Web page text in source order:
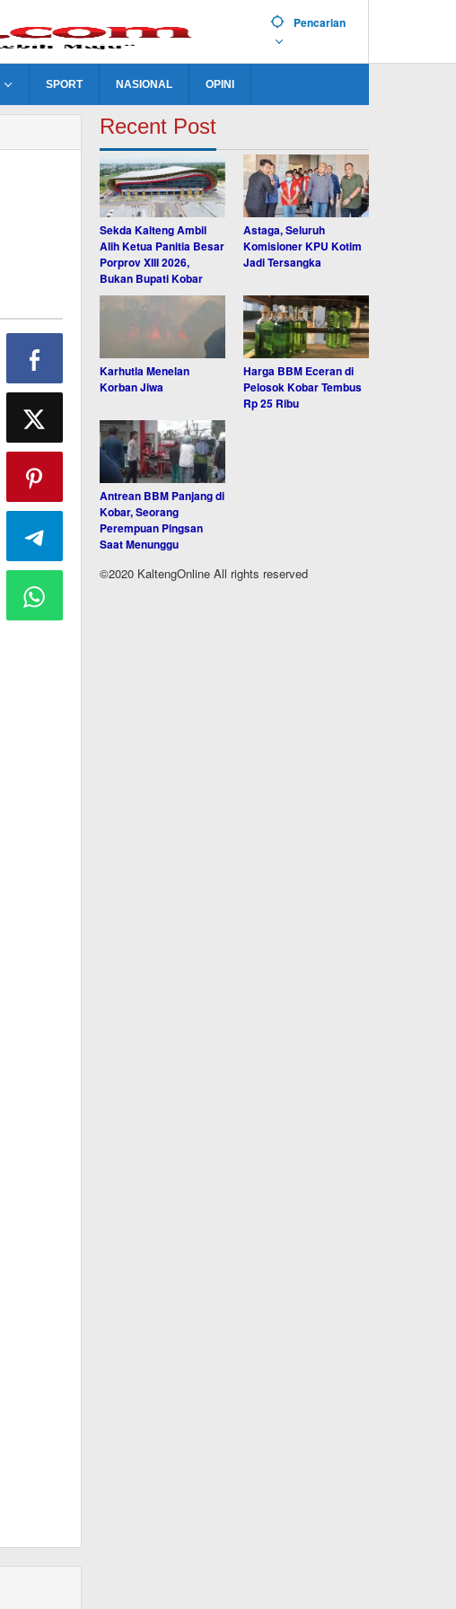
Pencarian
SPORT NASIONAL OPINI
Recent Post
Sekda Kalteng Ambil
Alih Ketua Panitia Besar
Porprov XIII 2026,
Bukan Bupati Kobar
Astaga, Seluruh
Komisioner KPU Kotim
Jadi Tersangka
Karhutla Menelan
Korban Jiwa
Harga BBM Eceran di
Pelosok Kobar Tembus
Rp 25 Ribu
Antrean BBM Panjang di
Kobar, Seorang
Perempuan Pingsan
Saat Menunggu
©2020 KaltengOnline All rights reserved